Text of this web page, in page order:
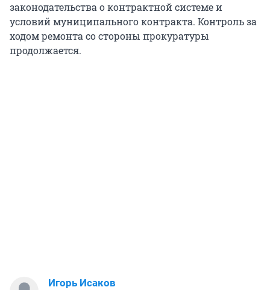
законодательства о контрактной системе и
условий муниципального контракта. Контроль за
ходом ремонта со стороны прокуратуры
продолжается.
Игорь Исаков